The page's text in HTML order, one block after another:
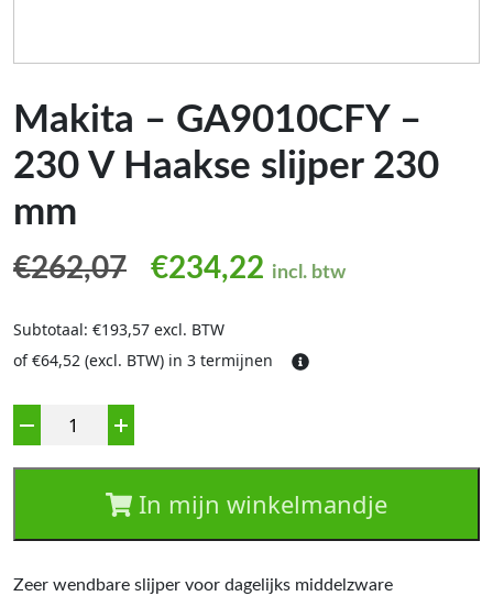
Makita – GA9010CFY –
230 V Haakse slijper 230
mm
€262,07 Oorspronkelijke prijs
€234,22 Huidige prijs is:
incl. btw
Subtotaal: €193,57 excl. BTW
of €64,52 (excl. BTW) in 3 termijnen
In mijn winkelmandje
Zeer wendbare slijper voor dagelijks middelzware